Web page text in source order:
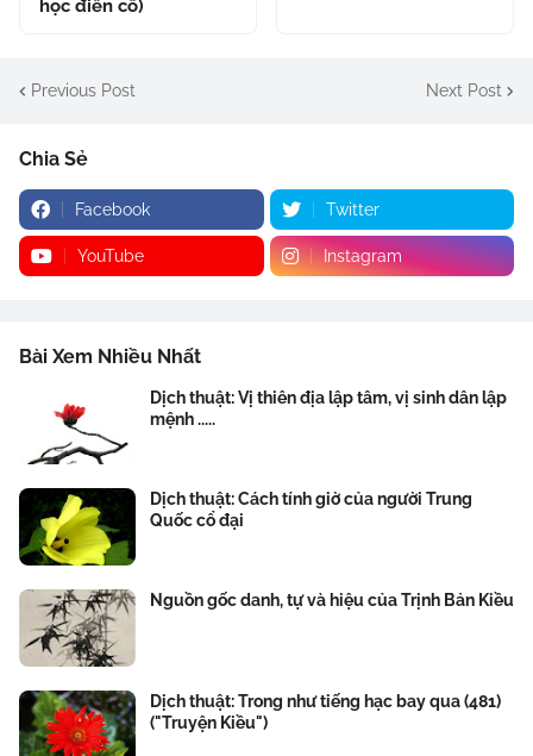
học điển cố)
Previous Post Next Post
Chia Sẻ
Facebook Twitter
YouTube Instagram
Bài Xem Nhiều Nhất
Dịch thuật: Vị thiên địa lập tâm, vị sinh dân lập
mệnh .....
Dịch thuật: Cách tính giờ của người Trung
Quốc cổ đại
Nguồn gốc danh, tự và hiệu của Trịnh Bản Kiều
Dịch thuật: Trong như tiếng hạc bay qua (481)
("Truyện Kiều")